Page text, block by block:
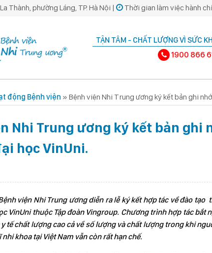
Thành, phường Láng, TP. Hà Nội | Thời gian làm việc hành
TẬN TÂM - CHẤT LƯỢNG VÌ SỨC
1900 866
động Bệnh viện » Bệnh viện Nhi Trung ương ký kết bản ghi
Nhi Trung ương ký kết bản ghi
học VinUni.
viện Nhi Trung ương diễn ra lễ ký kết hợp tác về đào
VinUni thuộc Tập đoàn Vingroup. Chương trình hợp tác
tế chất lượng cao cả về số lượng và chất lượng trong khi
nhi khoa tại Việt Nam vẫn còn rất hạn chế.